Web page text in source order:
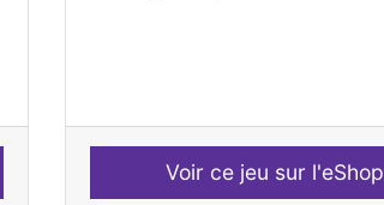
Voir ce jeu sur l'eShop